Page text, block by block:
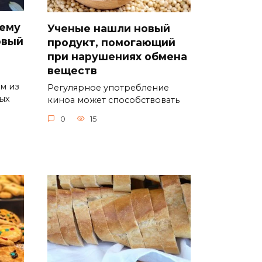
из
Ученые нашли новый
продукт, помогающий
при нарушениях обмена
веществ
Регулярное употребление
киноа может способствовать
0 15